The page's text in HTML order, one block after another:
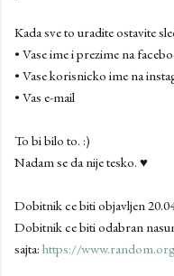
Kada sve to uradite ostavite
• Vase ime i prezime na
• Vase korisnicko ime na
• Vas e-mail
To bi bilo to. :)
Nadam se da nije tesko. ♥
Dobitnik ce biti objavljen
Dobitnik ce biti odabran
sajta: https://